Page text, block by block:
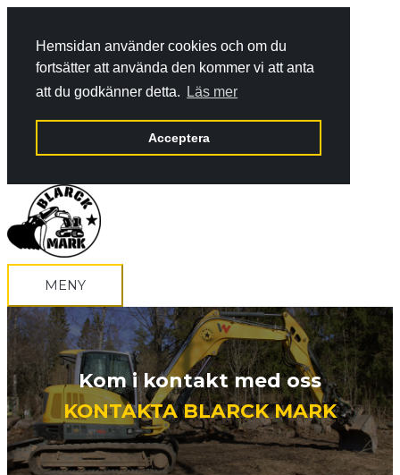
Hemsidan använder cookies och om du
fortsätter att använda den kommer vi att anta
att du godkänner detta.
Läs mer
Acceptera
Hoppa
innehåll
MENY
MENY
Kom i kontakt med oss
KONTAKTA BLARCK MARK